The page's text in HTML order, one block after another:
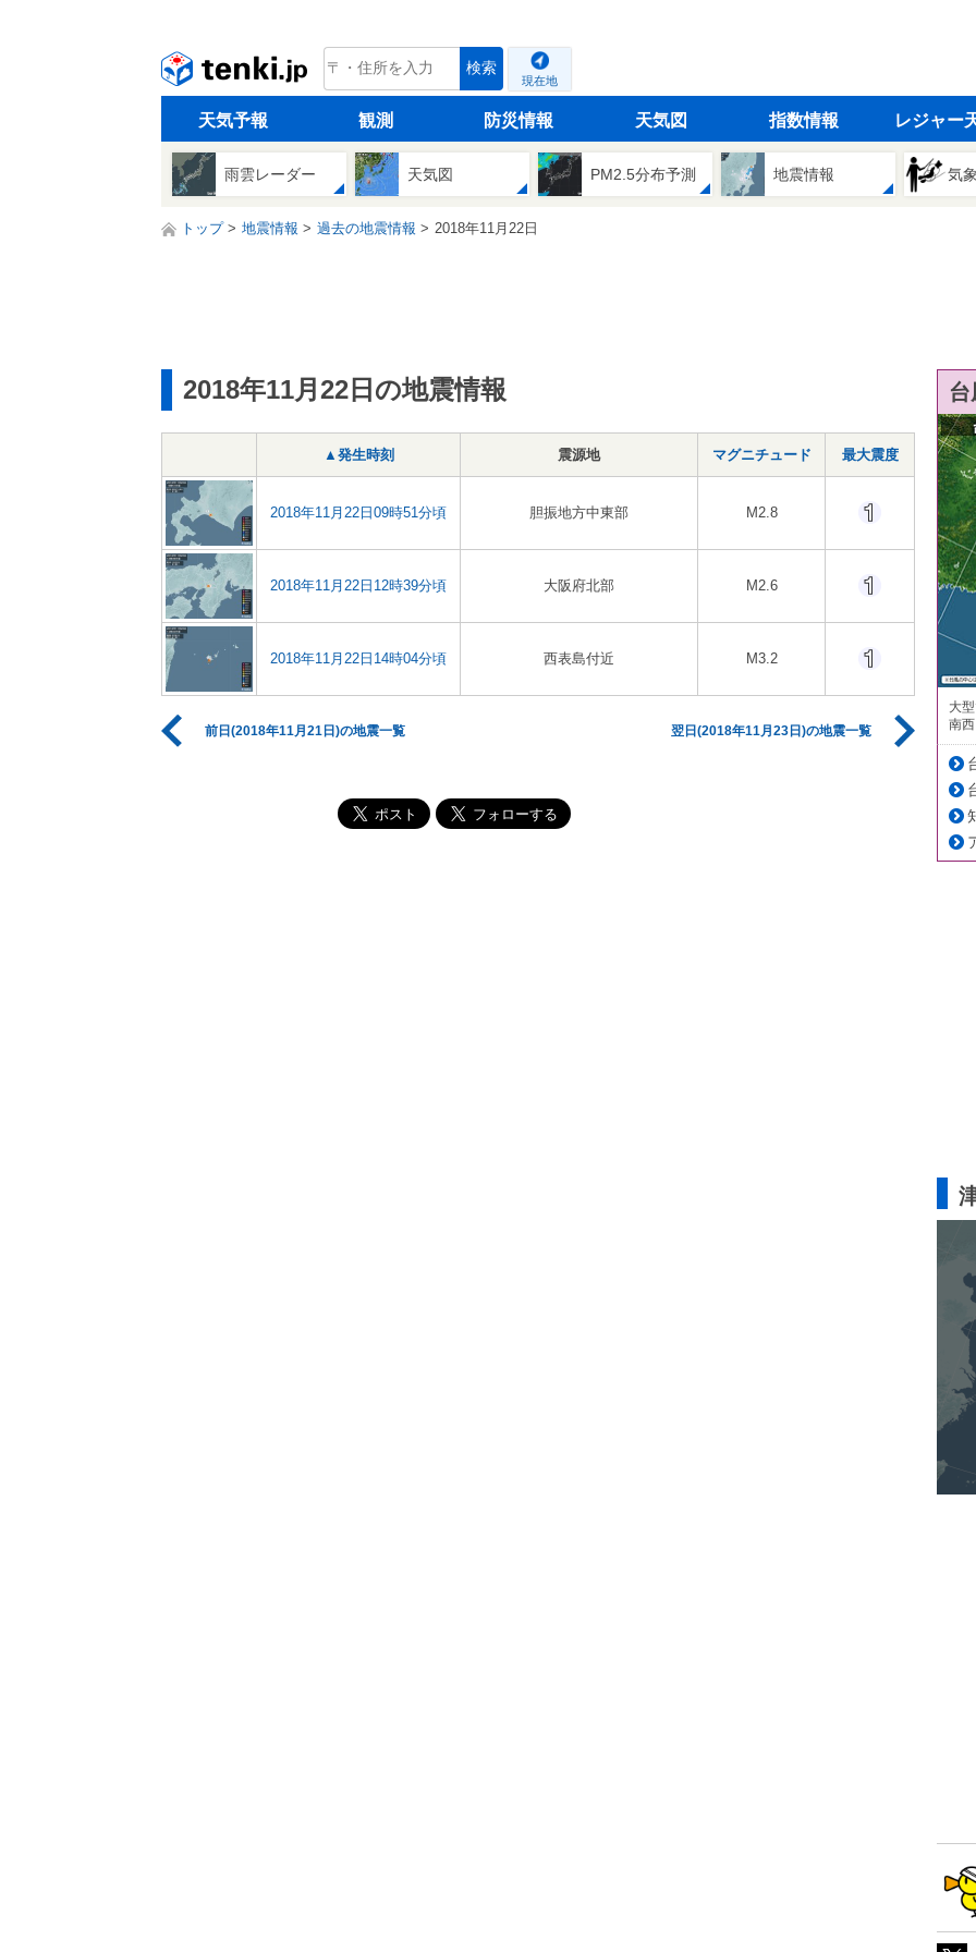
tenki.jp 検索
現在地
天気予報 観測 防災情報 天気図 指数情報 レジャー
雨雲レーダー 天気図 PM2.5分布予測 地震情報 気
トップ 地震情報 過去の地震情報 2018年11月22日
2018年11月22日の地震情報
▲発生時刻 震源地 マグニチュード 最大震度
2018年11月22日09時51分頃 胆振地方中東部 M2.8
2018年11月22日12時39分頃 大阪府北部 M2.6
2018年11月22日14時04分頃 西表島付近 M3.2
前日(2018年11月21日)の地震一覧 翌日(2018年11月23日)の地震一覧
大
南